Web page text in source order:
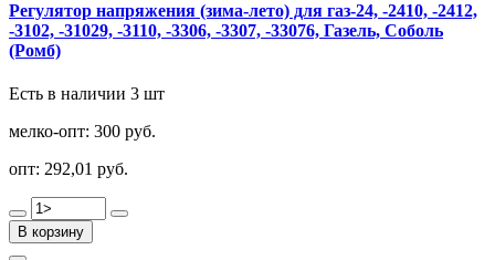
Регулятор напряжения (зима-лето) для газ-24, -2410, -2412,
-3102, -31029, -3110, -3306, -3307, -33076, Газель, Соболь
(Ромб)
Есть в наличии 3 шт
мелко-опт: 300 руб.
опт: 292,01 руб.
В корзину